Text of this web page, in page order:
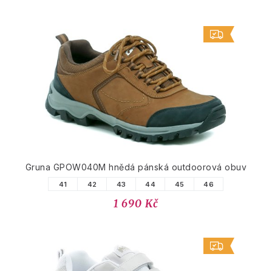
Gruna GPOW040M hnědá pánská outdoorová obuv
41 42 43 44 45 46
1 690 Kč